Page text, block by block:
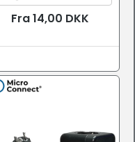
Fra 14,00 DKK